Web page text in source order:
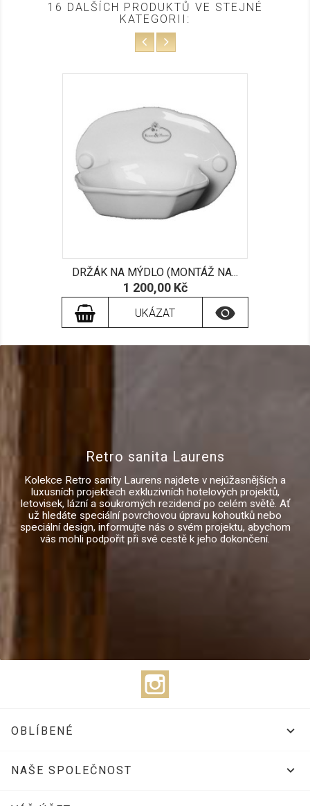
16 DALŠÍCH PRODUKTŮ VE STEJNÉ
KATEGORII:
DRŽÁK NA MÝDLO (MONTÁŽ NA...
Cena
1 200,00 Kč
UKÁZAT 
Retro sanita Laurens
Kolekce Retro sanity Laurens najdete v nejúžasnějších a
luxusních projektech exkluzivních hotelových projektů,
letovisek, lázní a soukromých rezidencí po celém světě. Ať
už hledáte speciální povrchovou úpravu kohoutků nebo
speciální design, informujte nás o svém projektu, abychom
vás mohli podpořit při své cestě k jeho dokončení.
OBLÍBENÉ 
NAŠE SPOLEČNOST 